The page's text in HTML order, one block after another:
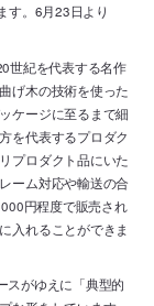
す。6月23日より
世紀を代表する名作
げ木の技術を使った
ケージに至るまで細
を代表するプロダク
プロダクト品にいた
ーム対応や輸送の合
円程度で販売され
入れることができま
スがゆえに「典型的